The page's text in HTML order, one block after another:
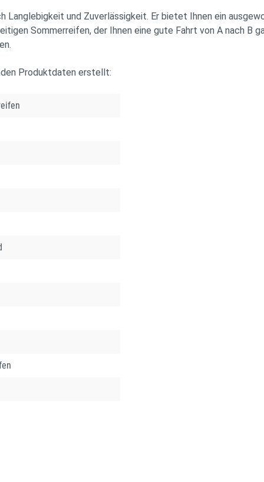
Langlebigkeit und Zuverlässigkeit. Er bietet Ihnen ein
Sommerreifen, der Ihnen eine gute Fahrt von A nach B
Produktdaten erstellt: